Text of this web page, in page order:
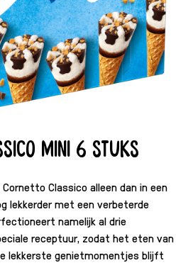
Mini 6 stuks
Classico alleen dan in een
lekkerder met een verbeterde
namelijk al drie
receptuur, zodat het eten van
lekkerste genietmomentjes blijft